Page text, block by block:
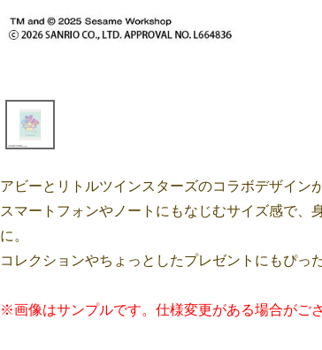
アビーとリトルツインスターズのコラボデザイン
スマートフォンやノートにもなじむサイズ感で、
に。
コレクションやちょっとしたプレゼントにもぴっ
※画像はサンプルです。仕様変更がある場合がござ